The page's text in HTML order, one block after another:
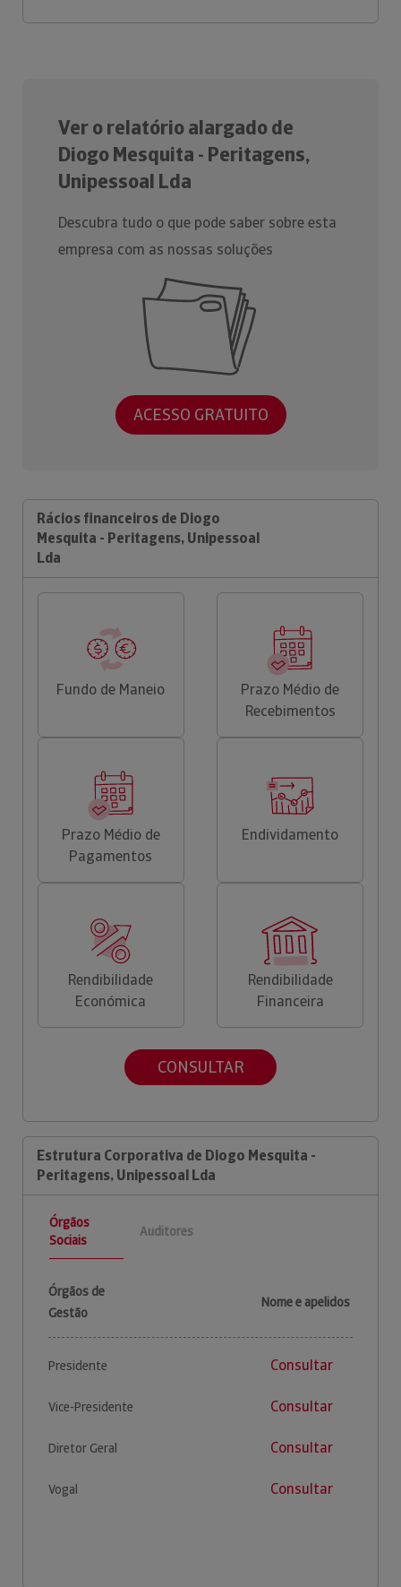
Ver o relatório alargado de
Diogo Mesquita - Peritagens,
Unipessoal Lda
Descubra tudo o que pode saber sobre esta
empresa com as nossas soluções
ACESSO GRATUITO
Rácios financeiros de Diogo
Mesquita - Peritagens, Unipessoal
Lda
Fundo de Maneio
Prazo Médio de
Recebimentos
Prazo Médio de
Pagamentos
Endividamento
Rendibilidade
Económica
Rendibilidade
Financeira
CONSULTAR
Estrutura Corporativa de Diogo Mesquita -
Peritagens, Unipessoal Lda
Órgãos
Sociais
Auditores
Órgãos de
Gestão
Nome e apelidos
Presidente Consultar
Vice-Presidente Consultar
Diretor Geral Consultar
Vogal Consultar